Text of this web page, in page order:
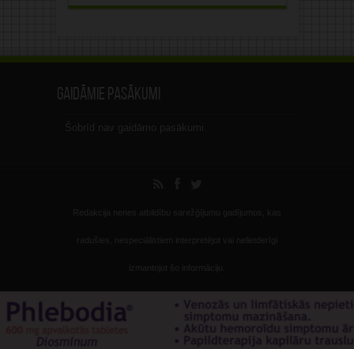
Gaidāmie pasākumi
Šobrīd nav gaidāmo pasākumi.
Redakcija nenes atbildību sarežģījumu gadījumos, kas